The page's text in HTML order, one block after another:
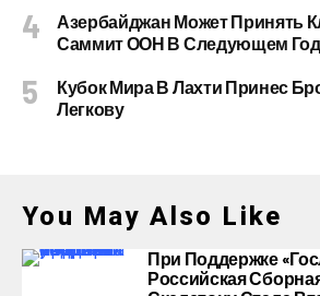
Азербайджан Может Принять
Саммит ООН В Следующем
Кубок Мира В Лахти Принес
Легкову
You May Also Like
При Поддержке
Российская